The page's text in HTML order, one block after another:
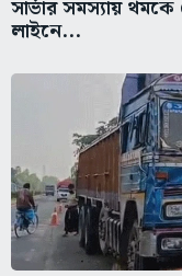
সার্ভার সমস্যায়
লাইনে...